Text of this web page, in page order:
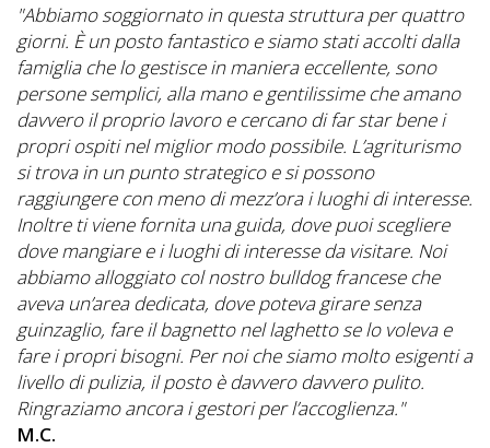
"Abbiamo soggiornato in questa struttura per quattro
giorni. È un posto fantastico e siamo stati accolti dalla
famiglia che lo gestisce in maniera eccellente, sono
persone semplici, alla mano e gentilissime che amano
davvero il proprio lavoro e cercano di far star bene i
propri ospiti nel miglior modo possibile. L’agriturismo
si trova in un punto strategico e si possono
raggiungere con meno di mezz’ora i luoghi di interesse.
Inoltre ti viene fornita una guida, dove puoi scegliere
dove mangiare e i luoghi di interesse da visitare. Noi
abbiamo alloggiato col nostro bulldog francese che
aveva un’area dedicata, dove poteva girare senza
guinzaglio, fare il bagnetto nel laghetto se lo voleva e
fare i propri bisogni. Per noi che siamo molto esigenti a
livello di pulizia, il posto è davvero davvero pulito.
Ringraziamo ancora i gestori per l’accoglienza."
M.C.